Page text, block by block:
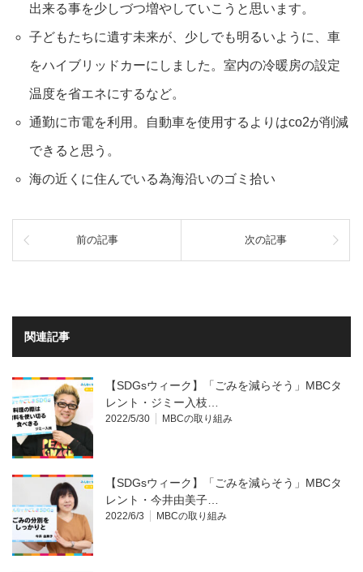
出来る事を少しづつ増やしていこうと思います。
子どもたちに遺す未来が、少しでも明るいように、車
をハイブリッドカーにしました。室内の冷暖房の設定
温度を省エネにするなど。
通勤に市電を利用。自動車を使用するよりはco2が削減
できると思う。
海の近くに住んでいる為海沿いのゴミ拾い
前の記事 次の記事
関連記事
【SDGsウィーク】「ごみを減らそう」MBCタ
レント・ジミー入枝…
2022/5/30 MBCの取り組み
【SDGsウィーク】「ごみを減らそう」MBCタ
レント・今井由美子…
2022/6/3 MBCの取り組み